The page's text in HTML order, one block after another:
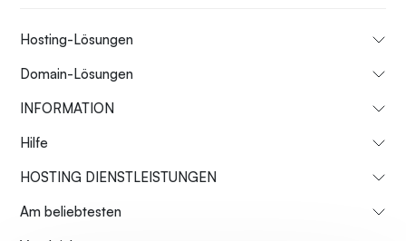
Hosting-Lösungen
Domain-Lösungen
INFORMATION
Hilfe
HOSTING DIENSTLEISTUNGEN
Am beliebtesten